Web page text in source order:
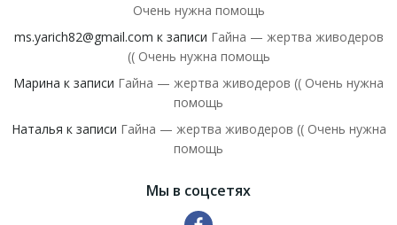
Очень нужна помощь
ms.yarich82@gmail.com к записи Гайна — жертва живодеров
(( Очень нужна помощь
Марина к записи Гайна — жертва живодеров (( Очень нужна
помощь
Наталья к записи Гайна — жертва живодеров (( Очень нужна
помощь
Мы в соцсетях